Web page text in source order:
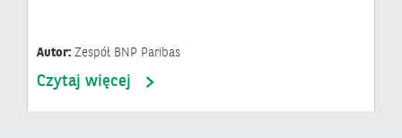
Autor: Zespół BNP Paribas
Czytaj więcej